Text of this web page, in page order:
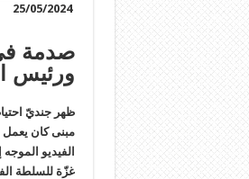
25/05/2024
صدمة
ورئيس
ظهر جنديّ
مبنى كان يعمل
غزّة للسلطة